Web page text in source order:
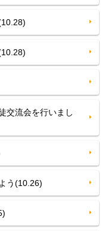
交流会を行いまし
う(10.26)